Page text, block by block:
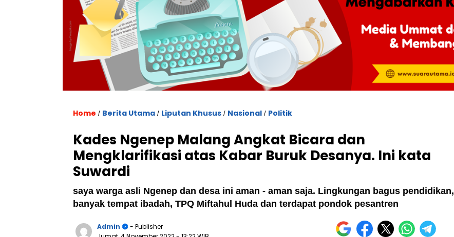
Home / Berita Utama / Liputan Khusus / Nasional / Politik
Kades Ngenep Malang Angkat Bicara dan
Mengklarifikasi atas Kabar Buruk Desanya. Ini kata
Suwardi
saya warga asli Ngenep dan desa ini aman - aman saja. Lingkungan bagus pendidikan,
banyak tempat ibadah, TPQ Miftahul Huda dan terdapat pondok pesantren
Admin
- Publisher